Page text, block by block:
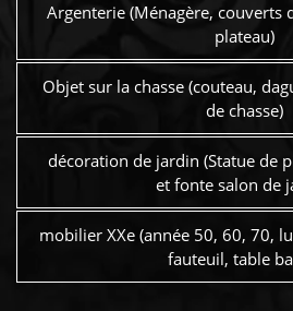
Argenterie (Ménagère, couverts
plateau)
Objet sur la chasse (couteau,
de chasse)
décoration de jardin (Statue de
et fonte salon de
mobilier XXe (année 50, 60, 70,
fauteuil, table